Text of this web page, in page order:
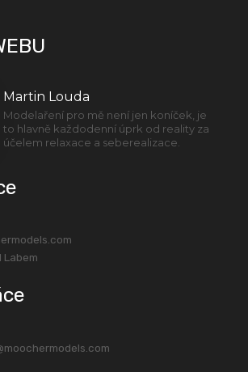
Martin Louda
Modelaření pro mě není jen koníček, je
to hlavně každodenní úprk od reality za
účelem relaxace a seberealizace.
Labem